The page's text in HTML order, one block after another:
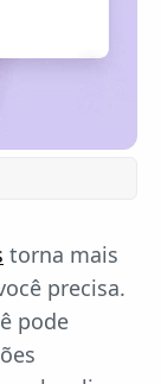
torna mais
precisa.
pode